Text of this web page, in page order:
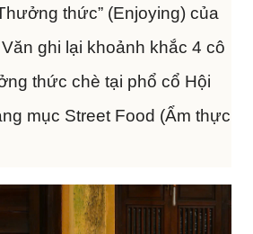
thức” (Enjoying) của
ghi lại khoảnh khắc 4 cô
thức chè tại phổ cổ Hội
mục Street Food (Ẩm thực